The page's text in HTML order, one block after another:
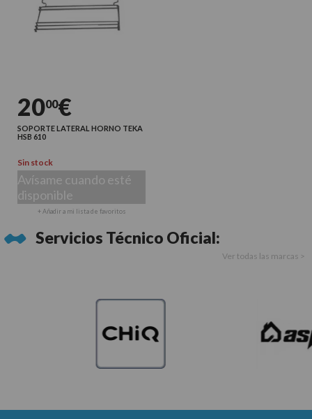
2000€
SOPORTE LATERAL HORNO TEKA
HSB 610
Sin stock
Avísame cuando esté
disponible
+ Añadir a mi lista de favoritos
Servicios Técnico Oficial:
Ver todas las marcas >